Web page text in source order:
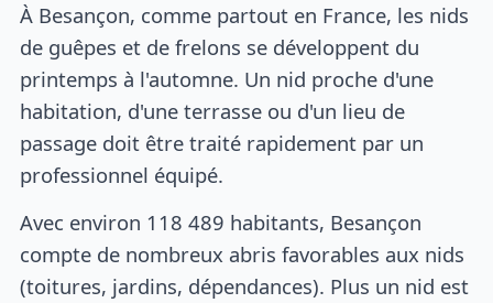
À Besançon, comme partout en France, les nids
de guêpes et de frelons se développent du
printemps à l'automne. Un nid proche d'une
habitation, d'une terrasse ou d'un lieu de
passage doit être traité rapidement par un
professionnel équipé.
Avec environ 118 489 habitants, Besançon
compte de nombreux abris favorables aux nids
(toitures, jardins, dépendances). Plus un nid est